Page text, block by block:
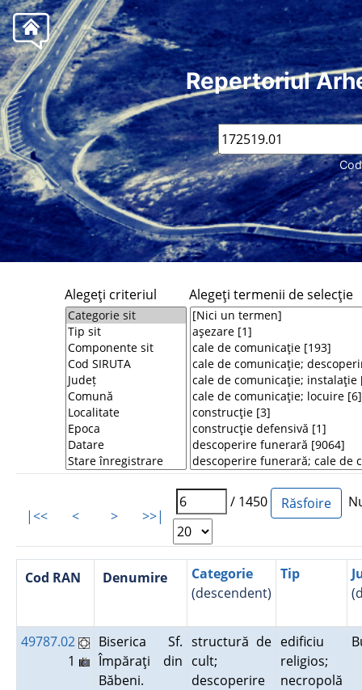
Repertoriul
Cod
Alegeţi criteriul Alegeţi termenii de selecţie
|<< < > >>|
/ 1450
Cod RAN Denumire
Categorie
(descendent)
Tip
49787.02
1
Biserica Sf.
Împăraţi din
Băbeni.
structură de
cult;
descoperire
edificiu
religios;
necropolă